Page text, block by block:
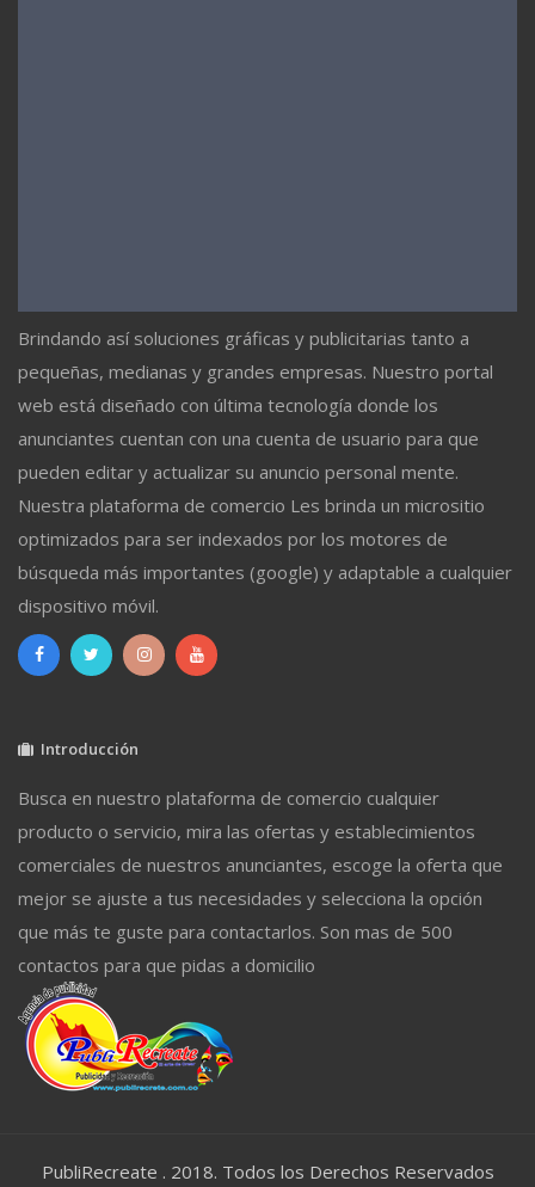
Brindando así soluciones gráficas y publicitarias tanto a
pequeñas, medianas y grandes empresas. Nuestro portal
web está diseñado con última tecnología donde los
anunciantes cuentan con una cuenta de usuario para que
pueden editar y actualizar su anuncio personal mente.
Nuestra plataforma de comercio Les brinda un micrositio
optimizados para ser indexados por los motores de
búsqueda más importantes (google) y adaptable a cualquier
dispositivo móvil.
Introducción
Busca en nuestro plataforma de comercio cualquier
producto o servicio, mira las ofertas y establecimientos
comerciales de nuestros anunciantes, escoge la oferta que
mejor se ajuste a tus necesidades y selecciona la opción
que más te guste para contactarlos. Son mas de 500
contactos para que pidas a domicilio
PubliRecreate . 2018. Todos los Derechos Reservados